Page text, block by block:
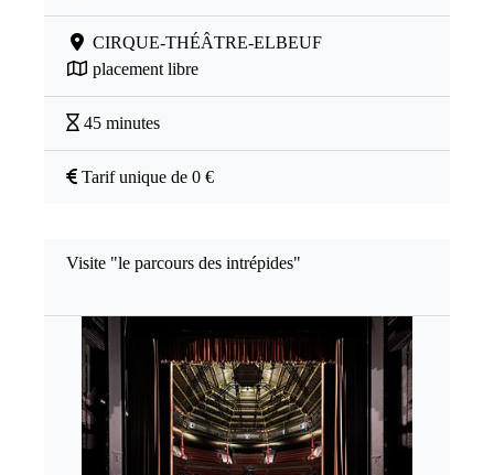
CIRQUE-THÉÂTRE-ELBEUF
placement libre
45 minutes
Tarif unique de 0 €
Visite "le parcours des intrépides"